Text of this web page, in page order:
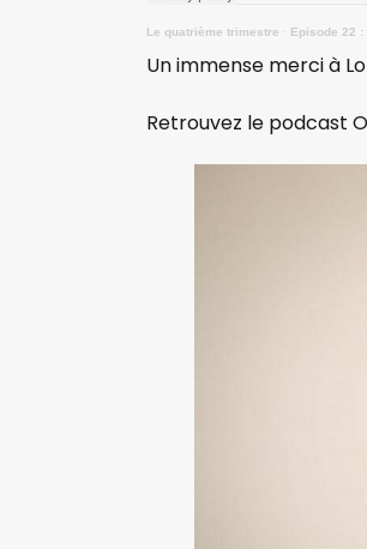
Le quatrième trimestre · Episode 22
Un immense merci à
Retrouvez le podcast